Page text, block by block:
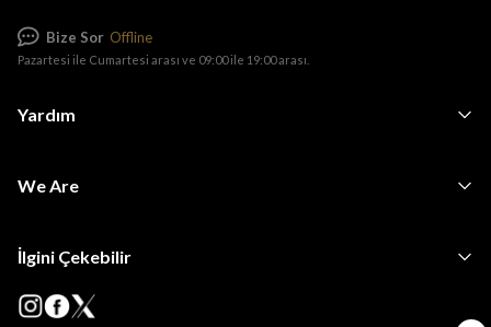
Yardım
We Are
İlgini Çekebilir
Bize Sor Offline
Pazartesi ile Cumartesi arası ve 09:00 ile 19:00 arası.